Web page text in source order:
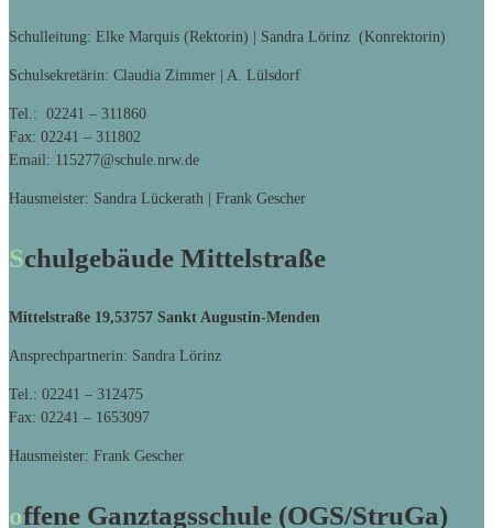
Schulleitung: Elke Marquis (Rektorin) | Sandra Lörinz (Konrektorin)
Schulsekretärin: Claudia Zimmer | A. Lülsdorf
Tel.: 02241 – 311860
Fax: 02241 – 311802
Email: 115277@schule.nrw.de
Hausmeister: Sandra Lückerath | Frank Gescher
Schulgebäude Mittelstraße
Mittelstraße 19,53757 Sankt Augustin-Menden
Ansprechpartnerin: Sandra Lörinz
Tel.: 02241 – 312475
Fax: 02241 – 1653097
Hausmeister: Frank Gescher
offene Ganztagsschule (OGS/StruGa)